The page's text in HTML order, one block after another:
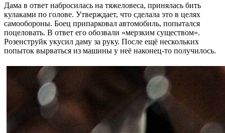
Дама в ответ набросилась на тяжеловеса, принялась бить
кулаками по голове. Утверждает, что сделала это в целях
самообороны. Боец припарковал автомобиль, попытался
поцеловать. В ответ его обозвали «мерзким существом».
Розенструйк укусил даму за руку. После ещё нескольких
попыток вырваться из машины у неё наконец-то получилось.